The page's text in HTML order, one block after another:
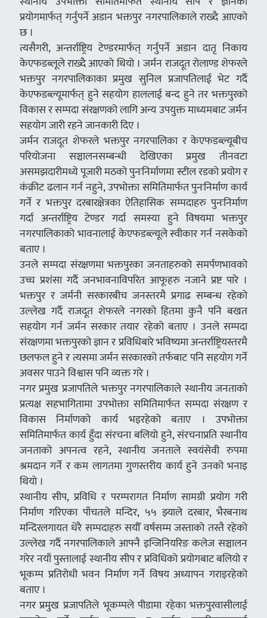
प्रयोगमार्फत् गर्नुपर्ने अडान भक्तपुर नगरपालिकाले राख्दै आएको
छ ।
त्यसैगरी, अन्तर्राष्ट्रिय टेण्डरमार्फत् गर्नुपर्ने अडान दातृ निकाय
केएफडब्लूले राख्दै आएको थियो । जर्मन राजदूत रोलाण्ड शेफरले
भक्तपुर नगरपालिकाका प्रमुख सुनिल प्रजापतिलाई भेट गर्दै
केएफडब्ल्यूमार्फत् हुने सहयोग हाललाई बन्द हुने तर भक्तपुरको
विकास र सम्पदा संरक्षणको लागि अन्य उपयुक्त माध्यमबाट जर्मन
सहयोग जारी रहने जानकारी दिए ।
जर्मन राजदूत शेफरले भक्तपुर नगरपालिका र केएफडब्ल्यूबीच
परियोजना सञ्चालनसम्बन्धी देखिएका प्रमुख तीनवटा
असमझदारीमध्ये पूजारी मठको पुनःनिर्माणमा स्टील रडको प्रयोग र
कंक्रीट ढलान गर्न नहुने, उपभोक्ता समितिमार्फत पुनःनिर्माण कार्य
गर्ने र भक्तपुर दरबारक्षेत्रका ऐतिहासिक सम्पदाहरु पुनःनिर्माण
गर्दा अन्तर्राष्ट्रिय टेण्डर गर्दा समस्या हुने विषयमा भक्तपुर
नगरपालिकाको भावनालाई केएफडब्ल्यूले स्वीकार गर्न नसकेको
बताए ।
उनले सम्पदा संरक्षणमा भक्तपुरका जनताहरुको समर्पणभावको
उच्च प्रशंसा गर्दै जनभावनाविपरित आफूहरु नजाने प्रष्ट पारे ।
भक्तपुर र जर्मनी सरकारबीच जनस्तरमै प्रगाढ सम्बन्ध रहेको
उल्लेख गर्दै राजदूत शेफरले नगरको हितमा कुनै पनि बखत
सहयोग गर्न जर्मन सरकार तयार रहेको बताए । उनले सम्पदा
संरक्षणमा भक्तपुरको ज्ञान र प्रविधिबारे भविष्यमा अन्तर्राष्ट्रियस्तरमै
छलफल हुने र त्यसमा जर्मन सरकारको तर्फबाट पनि सहयोग गर्ने
अवसर पाउने विश्वास पनि व्यक्त गरे ।
नगर प्रमुख प्रजापतिले भक्तपुर नगरपालिकाले स्थानीय जनताको
प्रत्यक्ष सहभागितामा उपभोक्ता समितिमार्फत सम्पदा संरक्षण र
विकास निर्माणको कार्य भइरहेको बताए । उपभोक्ता
समितिमार्फत कार्य हुँदा संरचना बलियो हुने, संरचनाप्रति स्थानीय
जनताको अपनत्व रहने, स्थानीय जनताले स्वयंसेवी रुपमा
श्रमदान गर्ने र कम लागतमा गुणस्तरीय कार्य हुने उनको भनाइ
थियो ।
स्थानीय सीप, प्रविधि र परम्परागत निर्माण सामग्री प्रयोग गरी
निर्माण गरिएका पाँचतले मन्दिर, ५५ झ्याले दरबार, भैरबनाथ
मन्दिरलगायत धेरै सम्पदाहरु सयौँ वर्षसम्म जस्ताको तस्तै रहेको
उल्लेख गर्दै नगरपालिकाले आफ्नै इन्जिनियरिङ कलेज सञ्चालन
गरेर नयाँ पुस्तालाई स्थानीय सीप र प्रविधिको प्रयोगबाट बलियो र
भूकम्प प्रतिरोधी भवन निर्माण गर्ने विषय अध्यापन गराइरहेको
बताए ।
नगर प्रमुख प्रजापतिले भूकम्पले पीडामा रहेका भक्तपुरवासीलाई